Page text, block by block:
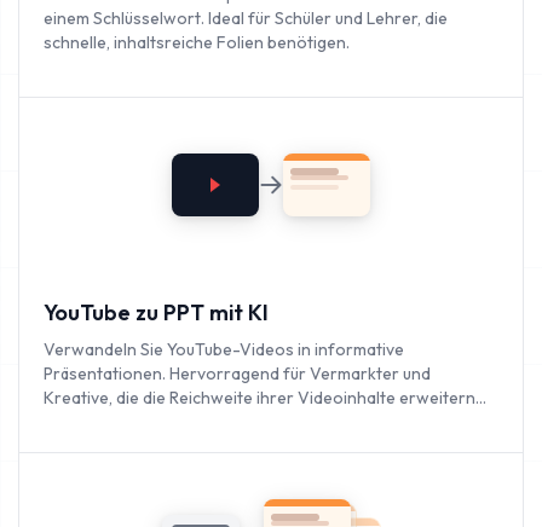
einem Schlüsselwort. Ideal für Schüler und Lehrer, die
schnelle, inhaltsreiche Folien benötigen.
YouTube zu PPT mit KI
Verwandeln Sie YouTube-Videos in informative
Präsentationen. Hervorragend für Vermarkter und
Kreative, die die Reichweite ihrer Videoinhalte erweitern